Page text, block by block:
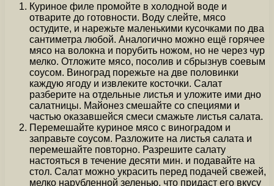
Куриное филе промойте в холодной воде и
отварите до готовности. Воду слейте, мясо
остудите, и нарежьте маленькими кусочками по два
сантиметра любой. Аналогично можно ещё горячее
мясо на волокна и порубить ножом, но не через чур
мелко. Отложите мясо, посолив и сбрызнув соевым
соусом. Виноград порежьте на две половинки
каждую ягоду и извлеките косточки. Салат
разберите на отдельные листья и уложите ими дно
салатницы. Майонез смешайте со специями и
частью оказавшейся смеси смажьте листья салата.
Перемешайте куриное мясо с виноградом и
заправьте соусом. Разложите на листья салата и
перемешайте повторно. Разрешите салату
настояться в течение десяти мин. и подавайте на
стол. Салат можно украсить перед подачей свежей,
мелко нарубленной зеленью, что придаст его вкусу